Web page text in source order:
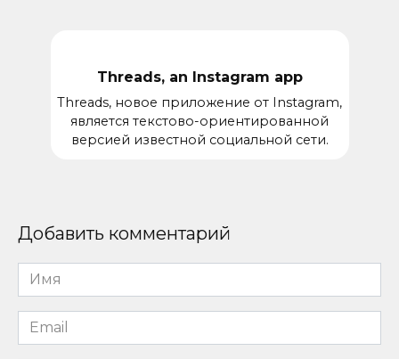
Threads, an Instagram app
Threads, новое приложение от Instagram,
является текстово-ориентированной
версией известной социальной сети.
Добавить комментарий
Имя
*
Email
*